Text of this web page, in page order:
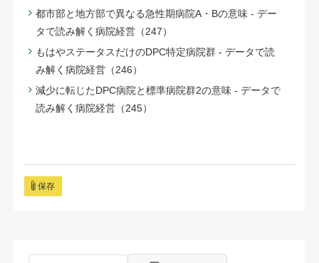
都市部と地方部で異なる急性期病院A・Bの意味 - デー
タで読み解く病院経営（247）
もはやステータスだけのDPC特定病院群 - データで読
み解く病院経営（246）
減少に転じたDPC病院と標準病院群2の意味 - データで
読み解く病院経営（245）
保存